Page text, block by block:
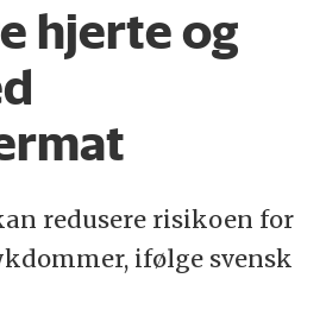
hjerte og
redusere risikoen for
ifølge svensk